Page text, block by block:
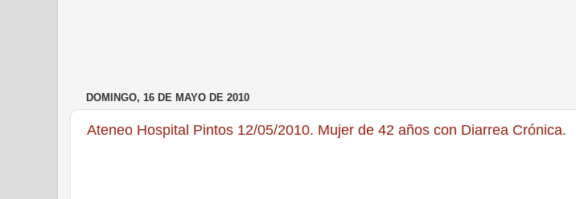
DOMINGO, 16 DE MAYO DE 2010
Ateneo Hospital Pintos 12/05/2010. Mujer de 42 años con Diarrea Crónica.